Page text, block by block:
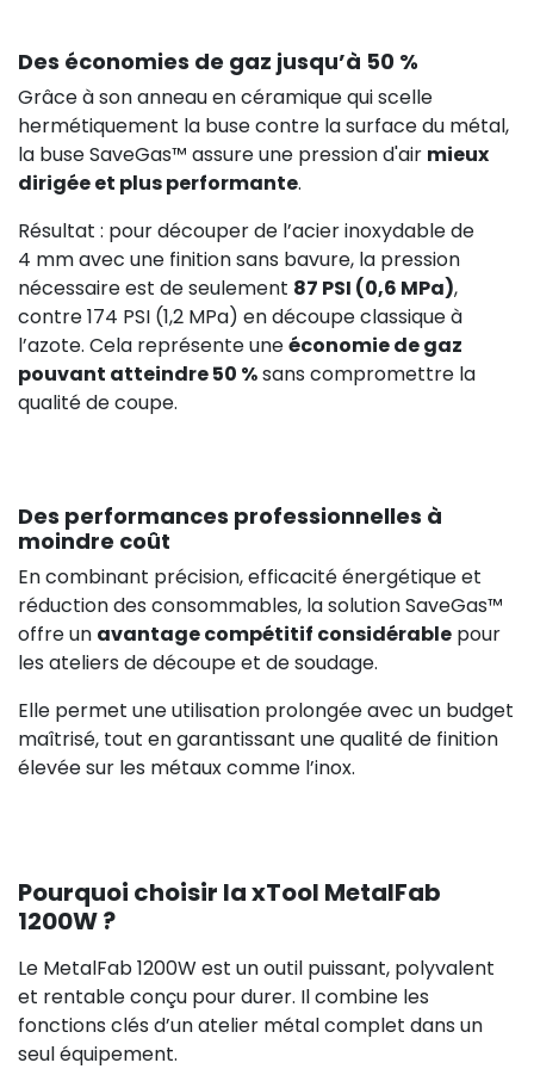
Des économies de gaz jusqu’à 50 %
Grâce à son anneau en céramique qui scelle
hermétiquement la buse contre la surface du métal,
la buse SaveGas™ assure une pression d'air mieux
dirigée et plus performante.
Résultat : pour découper de l’acier inoxydable de
4 mm avec une finition sans bavure, la pression
nécessaire est de seulement 87 PSI (0,6 MPa),
contre 174 PSI (1,2 MPa) en découpe classique à
l’azote. Cela représente uneéconomie de gaz
pouvant atteindre 50 %sans compromettre la
qualité de coupe.
Des performances professionnelles à
moindre coût
En combinant précision, efficacité énergétique et
réduction des consommables, la solution SaveGas™
offre un avantage compétitif considérable pour
les ateliers de découpe et de soudage.
Elle permet une utilisation prolongée avec un budget
maîtrisé, tout en garantissant une qualité de finition
élevée sur les métaux comme l’inox.
Pourquoi choisir la xTool MetalFab
1200W ?
Le MetalFab 1200W est un outil puissant, polyvalent
et rentable conçu pour durer. Il combine les
fonctions clés d’un atelier métal complet dans un
seul équipement.